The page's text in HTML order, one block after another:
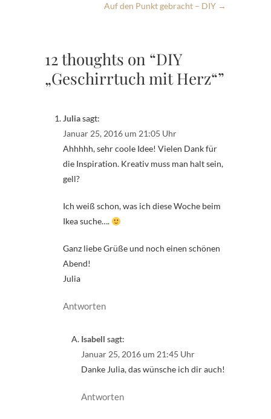
Auf den Punkt gebracht – DIY →
12 thoughts on “DIY
„Geschirrtuch mit Herz“”
Juliasagt:
Januar 25, 2016 um 21:05 Uhr
Ahhhhh, sehr coole Idee! Vielen Dank für
die Inspiration. Kreativ muss man halt sein,
gell?
Ich weiß schon, was ich diese Woche beim
Ikea suche….
Ganz liebe Grüße und noch einen schönen
Abend!
Julia
Antworten
Isabell sagt:
Januar 25, 2016 um 21:45 Uhr
Danke Julia, das wünsche ich dir auch!
Antworten